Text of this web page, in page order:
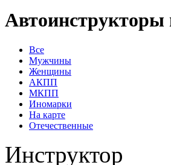
Автоинструкторы
Все
Мужчины
Женщины
АКПП
МКПП
Иномарки
На карте
Отечественные
Инструктор